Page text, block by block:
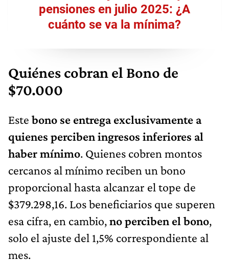
pensiones en julio 2025: ¿A
cuánto se va la mínima?
Quiénes cobran el Bono de
$70.000
Este bono se entrega exclusivamente a
quienes perciben ingresos inferiores al
haber mínimo. Quienes cobren montos
cercanos al mínimo reciben un bono
proporcional hasta alcanzar el tope de
$379.298,16. Los beneficiarios que superen
esa cifra, en cambio,no perciben el bono,
solo el ajuste del 1,5% correspondiente al
mes.